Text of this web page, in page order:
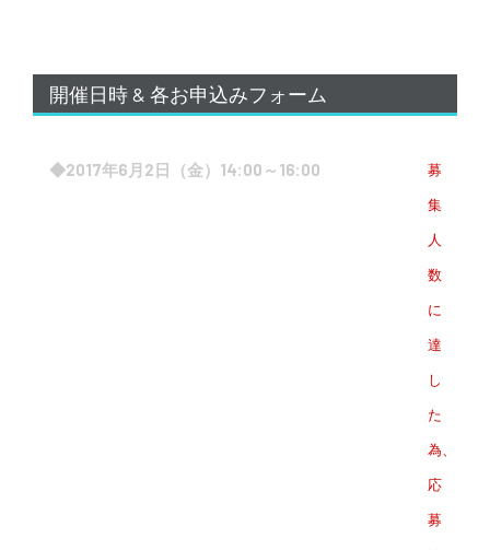
開催日時 & 各お申込みフォーム
◆2017年6月2日（金）14:00～16:00
募
集
人
数
に
達
し
た
為、
応
募